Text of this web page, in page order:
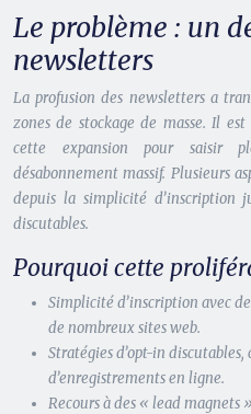
Le problème : un
newsletters
La profusion des newsletters a
zones de stockage de masse. Il
cette expansion pour saisir
désabonnement massif. Plusieurs
depuis la simplicité d’inscription
discutables.
Pourquoi cette
Simplicité d’inscription avec
de nombreux sites web.
Stratégies d’opt-in discutables,
d’enregistrements en ligne.
Recours à des « lead magnets